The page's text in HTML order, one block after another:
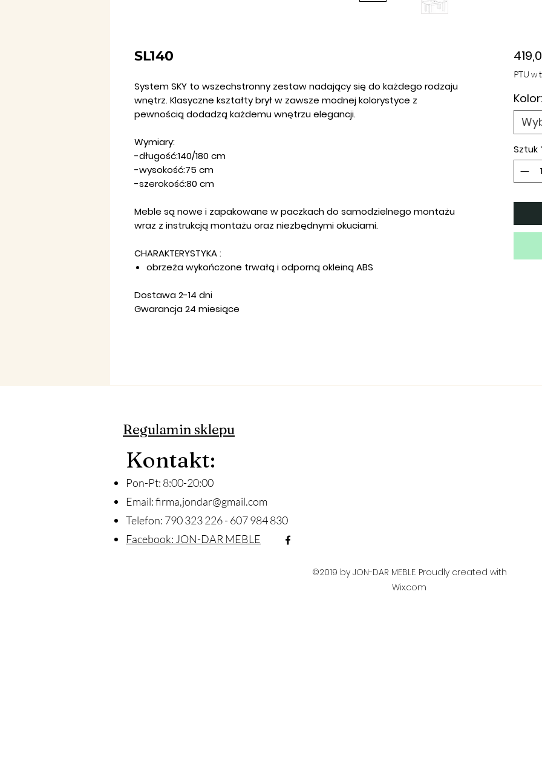
SL140
System SKY to wszechstronny zestaw nadający się do każdego rodzaju
wnętrz. Klasyczne kształty brył w zawsze modnej kolorystyce z
pewnością dodadzą każdemu wnętrzu elegancji.
Wymiary:
-długość:140/180 cm
-wysokość:75 cm
-szerokość:80 cm
Meble są nowe i zapakowane w paczkach do samodzielnego montażu
wraz z instrukcją montażu oraz niezbędnymi okuciami.
CHARAKTERYSTYKA :
obrzeża wykończone trwałą i odporną okleiną ABS
Dostawa 2-14 dni
Gwarancja 24 miesiące
PTU w
Kolor:
Sztuk
Regulamin sklepu
Kontakt:
Pon-Pt: 8:00-20:00
Email:firma,jondar@gmail.com
Telefon: 790 323 226 - 607 984 830​
Facebook: JON-DAR MEBLE
©2019 by JON-DAR MEBLE. Proudly created with
Wix.com